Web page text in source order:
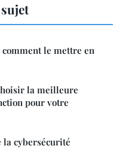
le mettre en
la meilleure
pour votre
la cybersécurité